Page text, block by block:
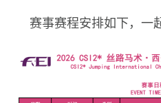
赛事赛程安排如下，一